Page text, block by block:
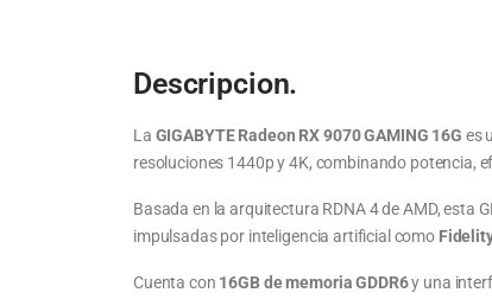
Descripcion.
La GIGABYTE Radeon RX 9070 GAMING 16G es
resoluciones 1440p y 4K, combinando potencia,
Basada en la arquitectura RDNA 4 de AMD, esta
impulsadas por inteligencia artificial como
Cuenta con 16GB de memoria GDDR6y una